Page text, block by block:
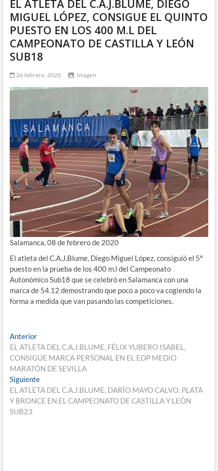
EL ATLETA DEL C.A.J.BLUME, DIEGO
MIGUEL LÓPEZ, CONSIGUE EL QUINTO
PUESTO EN LOS 400 M.L DEL
CAMPEONATO DE CASTILLA Y LEÓN
SUB18
26 febrero, 2020 Imagen
Salamanca, 08 de febrero de 2020
El atleta del C.A.J.Blume, Diego Miguel López, consiguió el 5º
puesto en la prueba de los 400 m.l del Campeonato
Autonómico Sub18 que se celebró en Salamanca con una
marca de 54.12 demostrando que poco a poco va cogiendo la
forma a medida que van pasando las competiciones.
Navegación
de
entradas
AnteriorEntrada
anterior:
EL ATLETA DEL C.A.J.BLUME, FÉLIX YUBERO ISABEL,
CONSIGUE MARCA PERSONAL EN EL EDP MEDIO
MARATÓN DE SEVILLA
SiguienteEntrada
siguiente:
EL ATLETA DEL C.A.J.BLUME, DARÍO MAYO CALVO, PLATA
Y BRONCE EN EL CAMPEONATO DE CASTILLA Y LEÓN
SUB23